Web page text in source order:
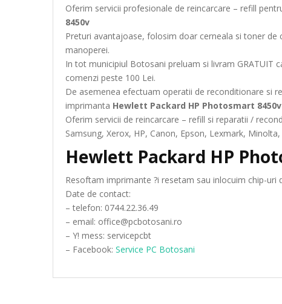
Oferim servicii profesionale de reincarcare – refill
8450v
Preturi avantajoase, folosim doar cerneala si toner
manoperei.
In tot municipiul Botosani preluam si livram GRATUIT
comenzi peste 100 Lei.
De asemenea efectuam operatii de reconditionare si
imprimanta Hewlett Packard HP Photosmart 8450v
Oferim servicii de reincarcare – refill si reparatii /
Samsung, Xerox, HP, Canon, Epson, Lexmark,
Hewlett Packard HP
Resoftam imprimante ?i resetam sau inlocuim chip-uri
Date de contact:
– telefon: 0744.22.36.49
– email: office@pcbotosani.ro
– Y! mess: servicepcbt
– Facebook: Service PC Botosani